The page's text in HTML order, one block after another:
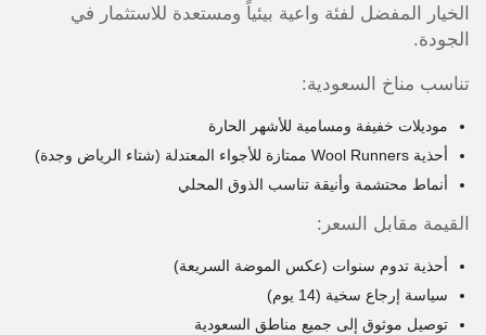
الخيار المفضل لفئة واعية بيئياً ومستعدة للاستثمار في
الجودة.
تناسب مناخ السعودية:
موديلات خفيفة ومسامية للأشهر الحارة
أحذية Wool Runners ممتازة للأجواء المعتدلة (شتاء الرياض وجدة)
أنماط محتشمة وأنيقة تناسب الذوق المحلي
القيمة مقابل السعر:
أحذية تدوم سنوات (عكس الموضة السريعة)
سياسة إرجاع سخية (14 يوم)
توصيل موثوق إلى جميع مناطق السعودية